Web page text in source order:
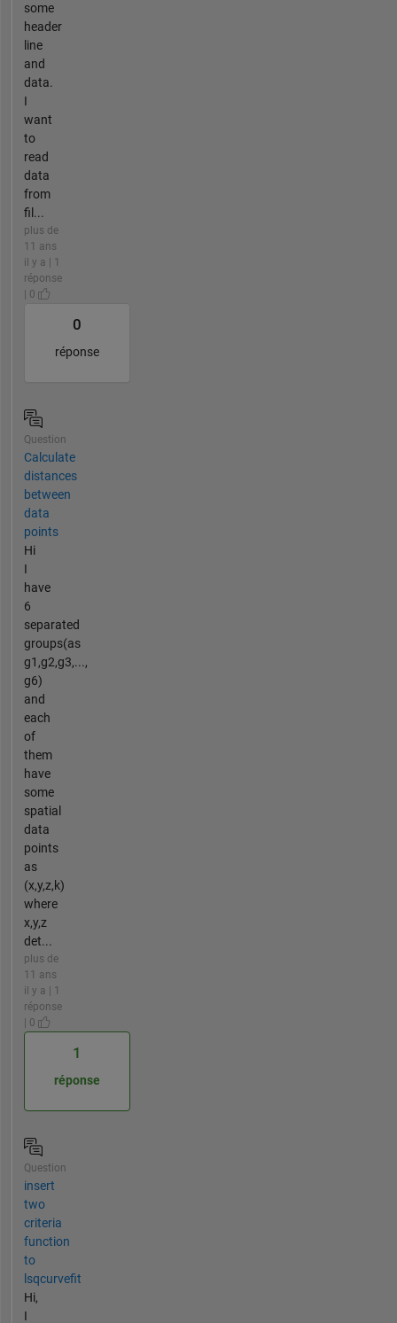
some
header
line
and
data.
I
want
to
read
data
from
fil...
plus de
11 ans
il y a | 1
réponse
| 0
0
réponse
Question
Calculate
distances
between
data
points
Hi
I
have
6
separated
groups(as
g1,g2,g3,...,
g6)
and
each
of
them
have
some
spatial
data
points
as
(x,y,z,k)
where
x,y,z
det...
plus de
11 ans
il y a | 1
réponse
| 0
1
réponse
Question
insert
two
criteria
function
to
lsqcurvefit
Hi,
I